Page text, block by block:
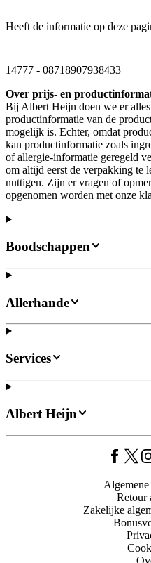
Heeft de informatie op deze
14777 - 08718907938433
Over prijs- en
Bij Albert Heijn doen we er
productinformatie van de
mogelijk is. Echter, omdat
kan productinformatie zoals
of allergie-informatie geregeld
om altijd eerst de verpakking te
nuttigen. Zijn er vragen of
opgenomen worden met onze
Boodschappen
Allerhande
Services
Albert Heijn
Retour
Zakelijke